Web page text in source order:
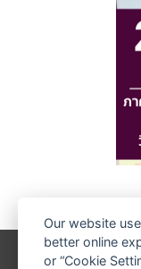
Last
Our website
better online
or “Cookie